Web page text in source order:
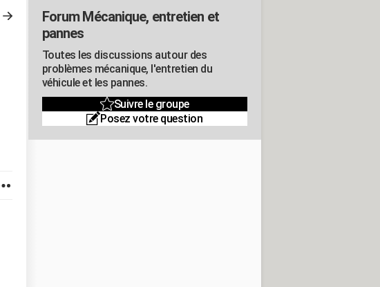
Forum Mécanique, entretien et
pannes
Toutes les discussions autour des
problèmes mécanique, l'entretien du
véhicule et les pannes.
Suivre le groupe
Posez votre question